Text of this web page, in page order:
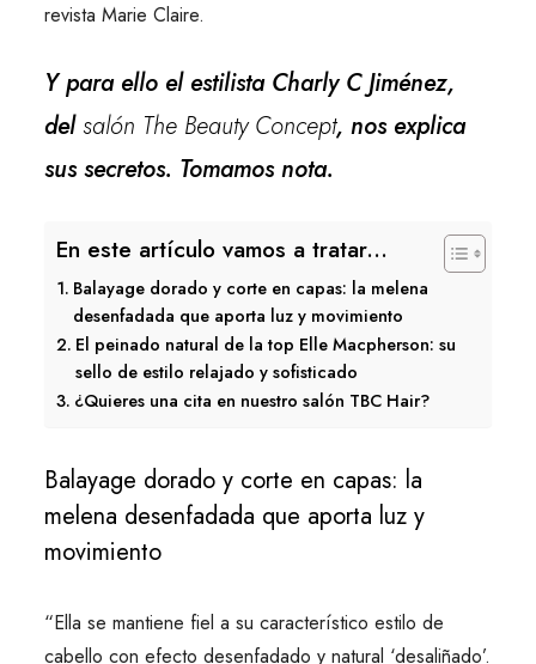
revista Marie Claire.
Y para ello el estilista Charly C Jiménez,
delsalón The Beauty Concept, nos explica
sus secretos. Tomamos nota.
En este artículo vamos a tratar...
Balayage dorado y corte en capas: la melena
desenfadada que aporta luz y movimiento
El peinado natural de la top Elle Macpherson: su
sello de estilo relajado y sofisticado
¿Quieres una cita en nuestro salón TBC Hair?
Balayage dorado y corte en capas: la
melena desenfadada que aporta luz y
movimiento
“Ella se mantiene fiel a su característico estilo de
cabello con efecto desenfadado y natural ‘desaliñado’.